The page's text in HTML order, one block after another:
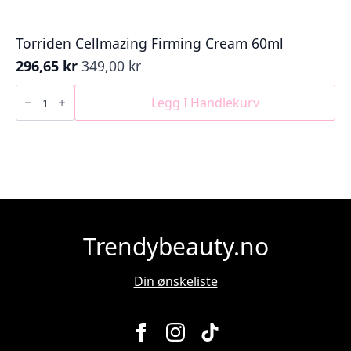
Torriden Cellmazing Firming Cream 60ml
349,00kr
Opprinnelig
pris
var:
349,00 kr.
296,65 kr
Nåværende
pris
er:
296,65 kr.
Torriden
Cellmazing
Firming
Cream
Legg I Handlekurv
Trendybeauty.no
Din ønskeliste